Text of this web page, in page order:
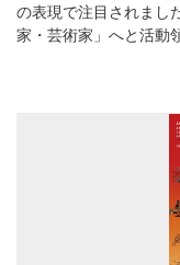
の表現で注目されまし
家・芸術家」へと活動